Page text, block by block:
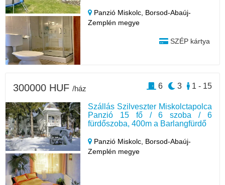
Panzió Miskolc, Borsod-Abaúj-
Zemplén megye
SZÉP kártya
Szállás Szilveszter Miskolctapolca
Panzió 15 fő / 6 szoba / 6
fürdőszoba, 400m a Barlangfürdő
Panzió Miskolc, Borsod-Abaúj-
Zemplén megye
300000 HUF /ház 1 - 15
3
6